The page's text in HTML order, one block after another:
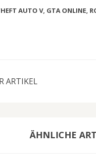
AUTO V, GTA ONLINE,
ARTIKEL
ÄHNLICHE